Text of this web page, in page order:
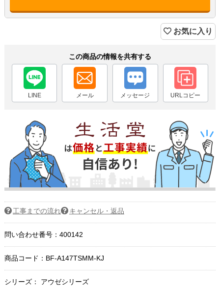
お気に入り
この商品の情報を共有する
LINE メール メッセージ URLコピー
工事までの流れ キャンセル・返品
問い合わせ番号：400142
商品コード： BF-A147TSMM-KJ
シリーズ： アウゼシリーズ